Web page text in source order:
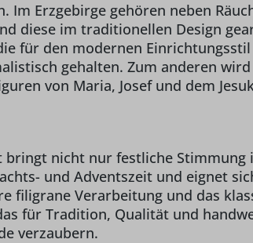
Im Erzgebirge gehören neben
diese im traditionellen Design
für den modernen
gehalten. Zum anderen
von Maria, Josef und dem
nicht nur festliche
und Adventszeit und eignet
filigrane Verarbeitung und das
für Tradition, Qualität und
verzaubern.